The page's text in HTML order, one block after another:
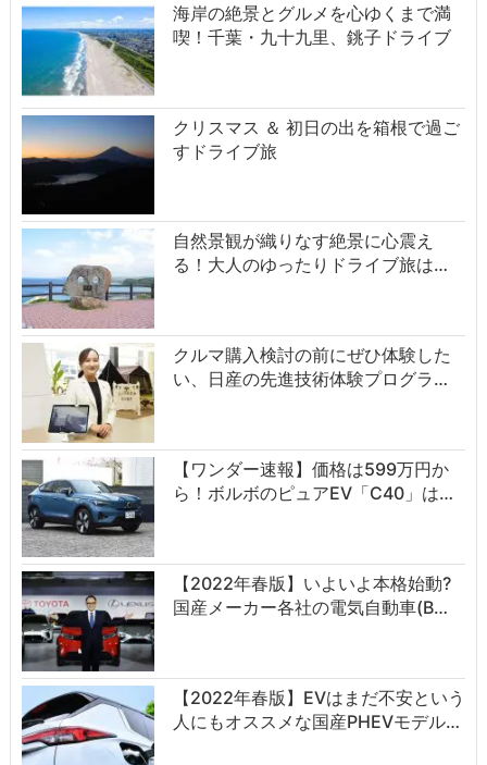
海岸の絶景とグルメを心ゆくまで満
喫！千葉・九十九里、銚子ドライブ
クリスマス ＆ 初日の出を箱根で過ご
すドライブ旅
自然景観が織りなす絶景に心震え
る！大人のゆったりドライブ旅は…
クルマ購入検討の前にぜひ体験した
い、日産の先進技術体験プログラ…
【ワンダー速報】価格は599万円か
ら！ボルボのピュアEV「C40」は…
【2022年春版】いよいよ本格始動?
国産メーカー各社の電気自動車(B…
【2022年春版】EVはまだ不安という
人にもオススメな国産PHEVモデル…